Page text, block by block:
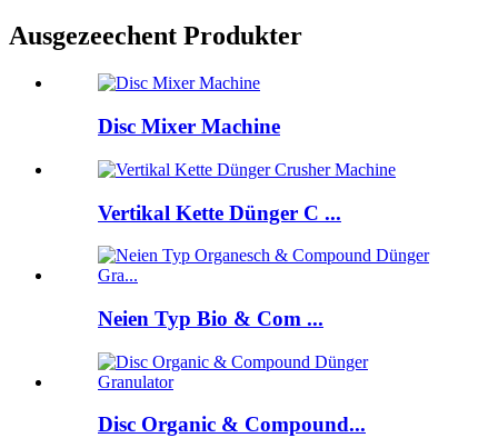
Ausgezeechent Produkter
Disc Mixer Machine
Vertikal Kette Dünger C ...
Neien Typ Bio & Com ...
Disc Organic & Compound...